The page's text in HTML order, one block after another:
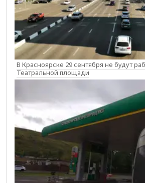
В Красноярске 29 сентября не будут
Театральной площади